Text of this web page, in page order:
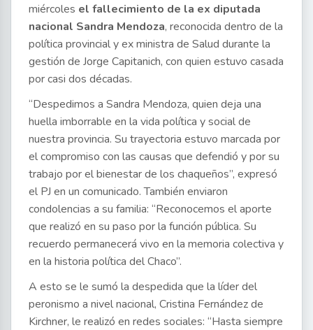
miércoles el fallecimiento de la ex diputada
nacional Sandra Mendoza, reconocida dentro de la
política provincial y ex ministra de Salud durante la
gestión de Jorge Capitanich, con quien estuvo casada
por casi dos décadas.
“Despedimos a Sandra Mendoza, quien deja una
huella imborrable en la vida política y social de
nuestra provincia. Su trayectoria estuvo marcada por
el compromiso con las causas que defendió y por su
trabajo por el bienestar de los chaqueños”, expresó
el PJ en un comunicado. También enviaron
condolencias a su familia: “Reconocemos el aporte
que realizó en su paso por la función pública. Su
recuerdo permanecerá vivo en la memoria colectiva y
en la historia política del Chaco”.
A esto se le sumó la despedida que la líder del
peronismo a nivel nacional, Cristina Fernández de
Kirchner, le realizó en redes sociales: “Hasta siempre